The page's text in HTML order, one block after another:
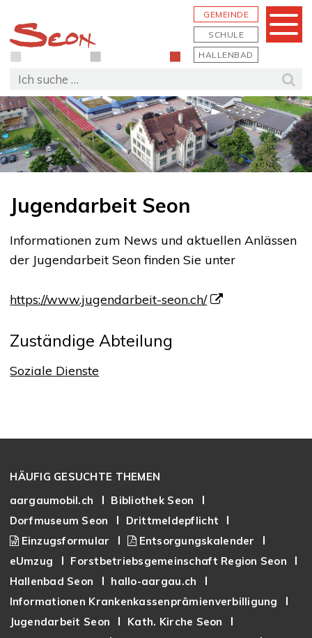
GEMEINDE
SCHULE
HALLENBAD
Menu
Suchbegriff
Jugendarbeit Seon
Informationen zum News und aktuellen Anlässen
der Jugendarbeit Seon finden Sie unter
https://www.jugendarbeit-seon.ch/
Zuständige Abteilung
Soziale Dienste
HÄUFIG GESUCHTE THEMEN
aargaumobil.ch
Bibliothek Seon
Dorfmuseum Seon
Drittmeldepflicht
Einzugsformular
Entsorgungskalender
eUmzug
Forstbetriebsgemeinschaft Region Seon
Hallenbad Seon
hallo-aargau.ch
Informationen Krankenkassenprämienverbilligung
Jugendarbeit Seon
Kath. Kirche Seon